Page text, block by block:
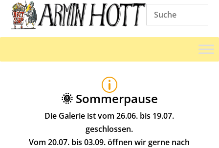
p
🌞 Sommerpause
Die Galerie ist vom 26.06. bis 19.07.
geschlossen.
Vom 20.07. bis 03.09. öffnen wir gerne nach